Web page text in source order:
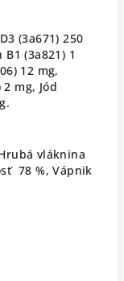
(3a671) 250
(3a821) 1
12 mg,
mg, Jód
vláknina
78 %, Vápnik